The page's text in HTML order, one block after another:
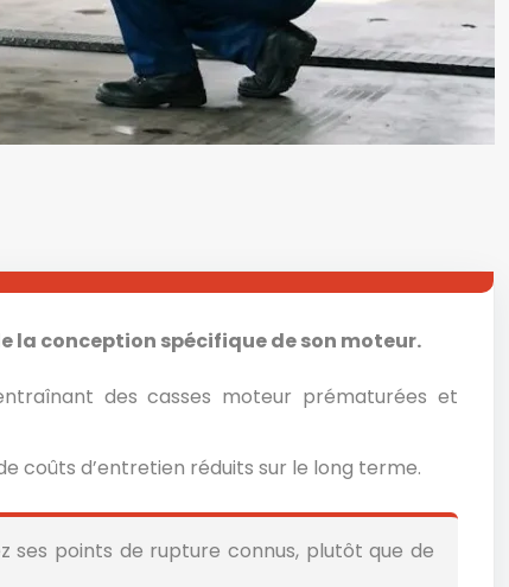
la conception spécifique de son moteur.
des casses moteur prématurées et
coûts d’entretien réduits sur le long terme.
points de rupture connus, plutôt que de